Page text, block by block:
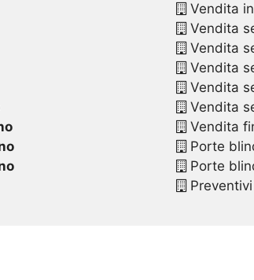
Vendita
Vendita
Vendita
Vendita
Vendita
Vendita
Vendita
Porte
Porte